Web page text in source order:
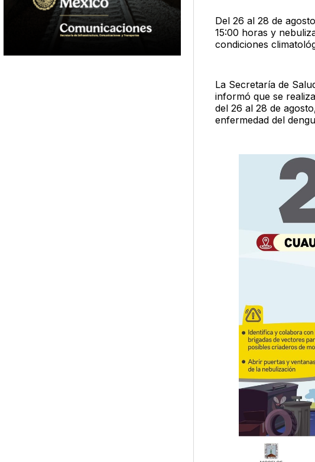
Del 26 al 28 de
15:00 horas y
condiciones
La Secretaría de
informó que se
del 26 al 28 de
enfermedad del